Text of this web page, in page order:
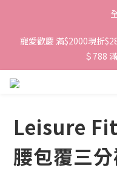
寵愛歡慶 滿$2000現折
＄788
Leisure
腰包覆三